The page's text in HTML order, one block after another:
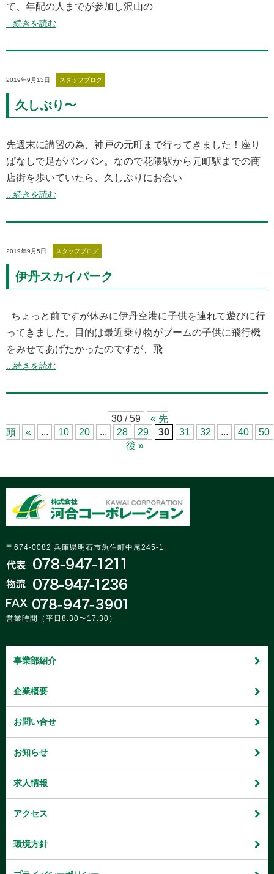
て、年配の人までが参加し沢山の
...続きを読む
2019年9月13日 スタッフブログ
久しぶり〜
先週末に講習の為、神戸の元町まで行ってきました！座り
ぱなしで足がバンバン。なので花隈駅から元町駅までの商
店街を歩いていたら、久しぶりにお会い
...続きを読む
2019年9月5日 スタッフブログ
伊丹スカイパーク
ちょっと前ですが休みに伊丹空港に子供を連れて遊びに行
ってきました。目的は最近乗り物がブームの子供に飛行機
をみせてあげたかったのですが、飛
...続きを読む
30 / 59
« 先
頭
« ... 10 20 ... 28 29 30 31 32 ... 40
50
後 »
〒674-0082 兵庫県明石市魚住町中尾245-1
営業時間（平日8:30〜17:30）
事業部紹介
企業概要
お問い合せ
お知らせ
求人情報
アクセス
環境方針